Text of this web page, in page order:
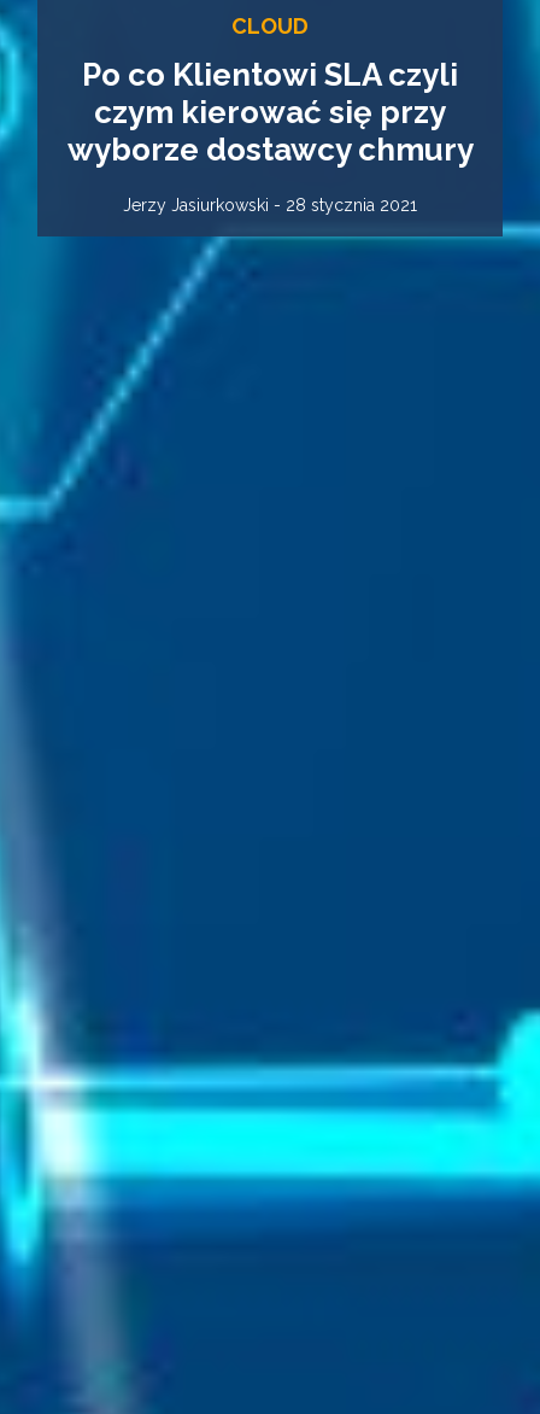
CLOUD
Po co Klientowi SLA czyli
czym kierować się przy
wyborze dostawcy chmury
Jerzy Jasiurkowski - 28 stycznia 2021